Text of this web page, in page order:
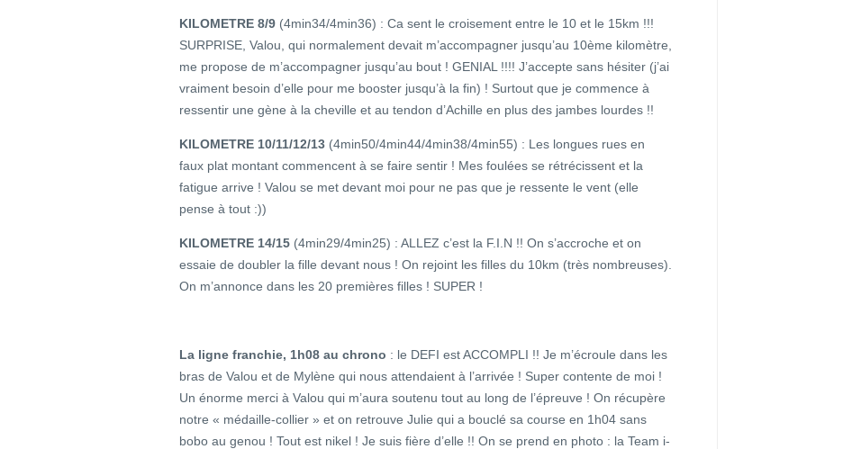
KILOMETRE 8/9 (4min34/4min36) : Ca sent le croisement entre le 10 et le 15km !!!
SURPRISE, Valou, qui normalement devait m’accompagner jusqu’au 10ème kilomètre,
me propose de m’accompagner jusqu’au bout ! GENIAL !!!! J’accepte sans hésiter (j’ai
vraiment besoin d’elle pour me booster jusqu’à la fin) ! Surtout que je commence à
ressentir une gène à la cheville et au tendon d’Achille en plus des jambes lourdes !!
KILOMETRE 10/11/12/13 (4min50/4min44/4min38/4min55) : Les longues rues en
faux plat montant commencent à se faire sentir ! Mes foulées se rétrécissent et la
fatigue arrive ! Valou se met devant moi pour ne pas que je ressente le vent (elle
pense à tout :))
KILOMETRE 14/15 (4min29/4min25) : ALLEZ c’est la F.I.N !! On s’accroche et on
essaie de doubler la fille devant nous ! On rejoint les filles du 10km (très nombreuses).
On m’annonce dans les 20 premières filles ! SUPER !
La ligne franchie, 1h08 au chrono : le DEFI est ACCOMPLI !! Je m’écroule dans les
bras de Valou et de Mylène qui nous attendaient à l’arrivée ! Super contente de moi !
Un énorme merci à Valou qui m’aura soutenu tout au long de l’épreuve ! On récupère
notre « médaille-collier » et on retrouve Julie qui a bouclé sa course en 1h04 sans
bobo au genou ! Tout est nikel ! Je suis fière d’elle !! On se prend en photo : la Team i-